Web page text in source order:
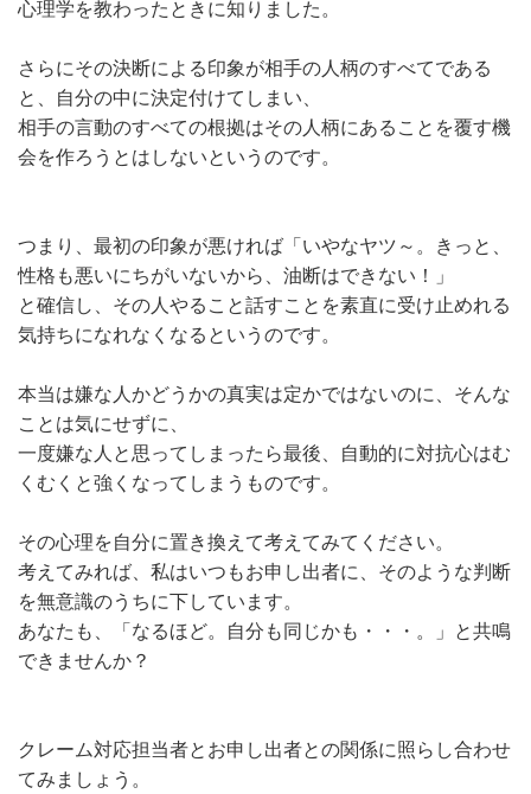
心理学を教わったときに知りました。
さらにその決断による印象が相手の人柄のすべてである
と、自分の中に決定付けてしまい、
相手の言動のすべての根拠はその人柄にあることを覆す機
会を作ろうとはしないというのです。
つまり、最初の印象が悪ければ「いやなヤツ～。きっと、
性格も悪いにちがいないから、油断はできない！」
と確信し、その人やること話すことを素直に受け止めれる
気持ちになれなくなるというのです。
本当は嫌な人かどうかの真実は定かではないのに、そんな
ことは気にせずに、
一度嫌な人と思ってしまったら最後、自動的に対抗心はむ
くむくと強くなってしまうものです。
その心理を自分に置き換えて考えてみてください。
考えてみれば、私はいつもお申し出者に、そのような判断
を無意識のうちに下しています。
あなたも、「なるほど。自分も同じかも・・・。」と共鳴
できませんか？
クレーム対応担当者とお申し出者との関係に照らし合わせ
てみましょう。